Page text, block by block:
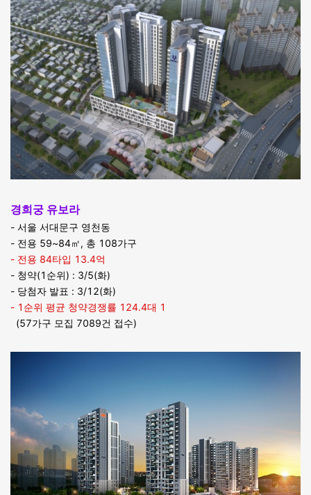
경희궁 유보라
- 서울 서대문구 영천동
- 전용 59~84㎡, 총 108가구
- 전용 84타입 13.4억
- 청약(1순위) : 3/5(화)
- 당첨자 발표 : 3/12(화)
- 1순위 평균 청약경쟁률 124.4대 1
(57가구 모집 7089건 접수)